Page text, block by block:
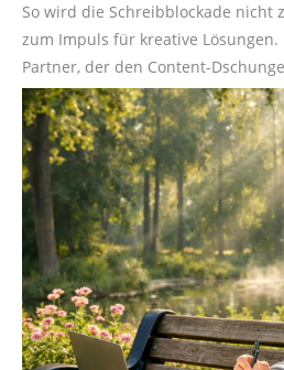
So wird die Schreibblockade nicht
zum Impuls für kreative
Partner, der den Content-